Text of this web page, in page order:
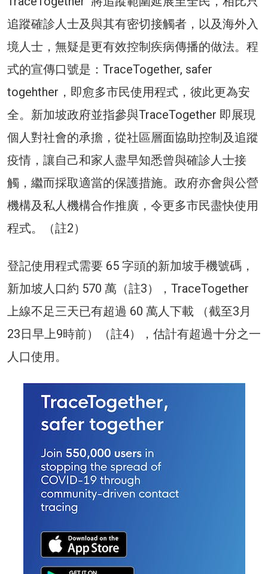
追蹤確診人士及與其有密切接觸者，以及海外入
境人士，無疑是更有效控制疾病傳播的做法。程
式的宣傳口號是：TraceTogether, safer
togehther，即愈多市民使用程式，彼此更為安
全。新加坡政府並指參與TraceTogether 即展現
個人對社會的承擔，從社區層面協助控制及追蹤
疫情，讓自己和家人盡早知悉曾與確診人士接
觸，繼而採取適當的保護措施。政府亦會與公營
機構及私人機構合作推廣，令更多市民盡快使用
程式。（註2）
登記使用程式需要 65 字頭的新加坡手機號碼，
新加坡人口約 570 萬（註3），TraceTogether
上線不足三天已有超過 60 萬人下載 （截至3月
23日早上9時前）（註4），估計有超過十分之一
人口使用。